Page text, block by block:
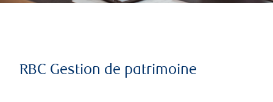
RBC Gestion de patrimoine